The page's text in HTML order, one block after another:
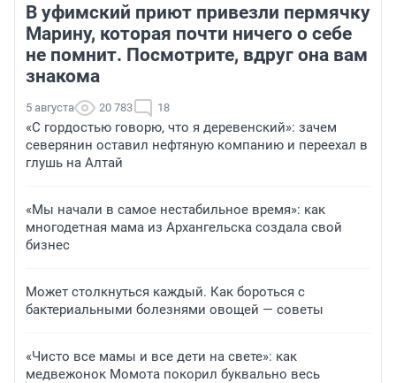
В уфимский приют привезли пермячку
Марину, которая почти ничего о себе
не помнит. Посмотрите, вдруг она вам
знакома
5 августа 20 783 18
«С гордостью говорю, что я деревенский»: зачем
северянин оставил нефтяную компанию и переехал в
глушь на Алтай
«Мы начали в самое нестабильное время»: как
многодетная мама из Архангельска создала свой
бизнес
Может столкнуться каждый. Как бороться с
бактериальными болезнями овощей — советы
«Чисто все мамы и все дети на свете»: как
медвежонок Момота покорил буквально весь